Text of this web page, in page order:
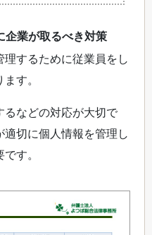
企業が取るべき対策
するために従業員をし
す。
るなどの対応が大切で
切に個人情報を管理し
す。